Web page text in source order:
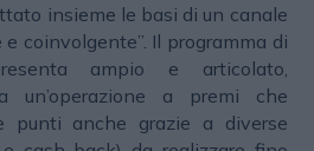
insieme le basi di un canale
coinvolgente”. Il programma di
ampio e articolato,
un’operazione a premi che
punti anche grazie a diverse